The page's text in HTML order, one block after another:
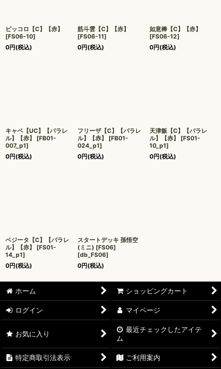
ピッコロ【C】【赤】
[FS06-10]
0円(税込)
筋斗雲【C】【赤】
[FS06-11]
0円(税込)
如意棒【C】【赤】
[FS06-12]
0円(税込)
キャベ【UC】【パラレ
ル】【赤】
[FB01-
007_p1]
0円(税込)
フリーザ【C】【パラレ
ル】【赤】
[FB01-
024_p1]
0円(税込)
天津飯【C】【パラレ
ル】【赤】
[FS01-
10_p1]
0円(税込)
ベジータ【C】【パラレ
ル】【赤】
[FS01-
14_p1]
0円(税込)
スタートデッキ 孫悟空
(ミニ) [FS06]
[db_FS06]
0円(税込)
ホーム ショッピングカート
ログイン マイページ
お気に入り
最近チェックしたアイテ
ム
特定商取引法表示 ご利用案内